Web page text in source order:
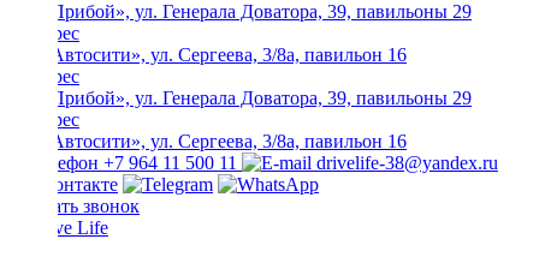
ТЦ «Прибой», ул. Генерала Доватора, 39, павильоны 29
ТЦ «Автосити», ул. Сергеева, 3/8а, павильон 16
ТЦ «Прибой», ул. Генерала Доватора, 39, павильоны 29
ТЦ «Автосити», ул. Сергеева, 3/8а, павильон 16
+7 964 11 500 11
drivelife-38@yandex.ru
Заказать звонок